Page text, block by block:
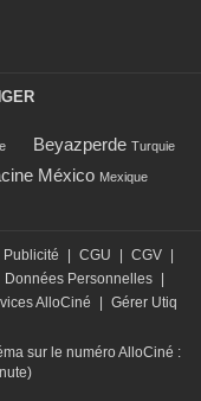
Beyazperde Turquie
México Mexique
Publicité | CGU | CGV |
Données Personnelles |
AlloCiné | Gérer Utiq
sur le numéro AlloCiné :